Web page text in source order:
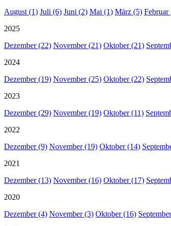
August (1) Juli (6) Juni (2) Mai (1) März (5) Februar
2025
Dezember (22) November (21) Oktober (21)
2024
Dezember (19) November (25) Oktober (22)
2023
Dezember (29) November (19) Oktober (11)
2022
Dezember (9) November (19) Oktober (14)
2021
Dezember (13) November (16) Oktober (17)
2020
Dezember (4) November (3) Oktober (16)